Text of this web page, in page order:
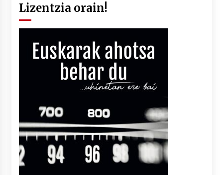
Lizentzia orain!